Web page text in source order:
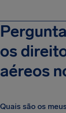
os
aéreos
Quais são os